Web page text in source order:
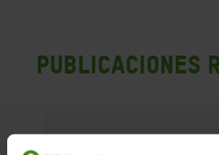
PUBLICACIONES